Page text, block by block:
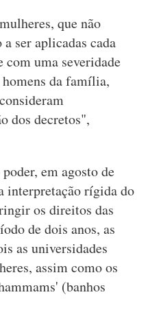
que não
ser aplicadas cada
com uma severidade
da família,
dos decretos",
em agosto de
interpretação rígida do
os direitos das
de dois anos, as
as universidades
assim como os
(banhos